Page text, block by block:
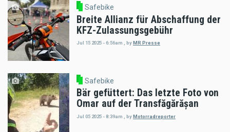
Safebike
Breite Allianz für Abschaffung der
KFZ-Zulassungsgebühr
Jul 15 2025 - 6:56am byMR Presse
Safebike
Bär gefüttert: Das letzte Foto von
Omar auf der Transfăgărășan
Jul 05 2025 - 8:39am byMotorradreporter